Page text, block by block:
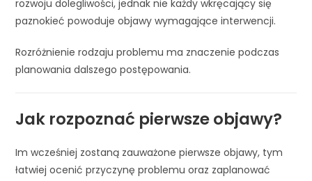
rozwoju dolegliwości, jednak nie każdy wkręcający się
paznokieć powoduje objawy wymagające interwencji.
Rozróżnienie rodzaju problemu ma znaczenie podczas
planowania dalszego postępowania.
Jak rozpoznać pierwsze objawy?
Im wcześniej zostaną zauważone pierwsze objawy, tym
łatwiej ocenić przyczynę problemu oraz zaplanować